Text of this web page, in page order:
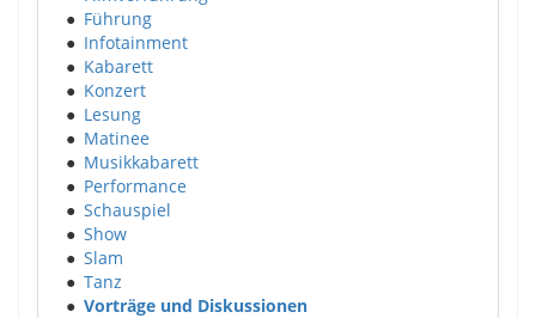
● Führung
● Infotainment
● Kabarett
● Konzert
● Lesung
● Matinee
● Musikkabarett
● Performance
● Schauspiel
● Show
● Slam
● Tanz
● Vorträge und Diskussionen